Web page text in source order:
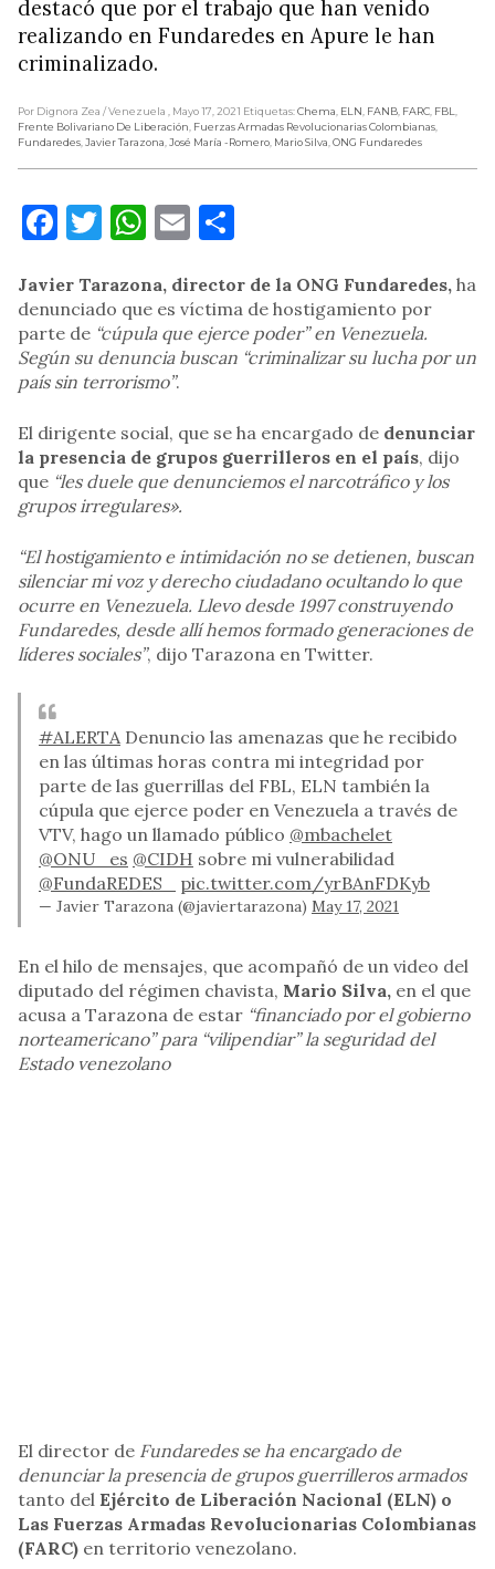
destacó que por el trabajo que han venido
realizando en Fundaredes en Apure le han
criminalizado.
Por Dignora Zea / Venezuela , Mayo 17, 2021 Etiquetas:Chema, ELN, FANB, FARC, FBL,
Frente Bolivariano De Liberación, Fuerzas Armadas Revolucionarias Colombianas,
Fundaredes,Javier Tarazona,José María -Romero, Mario Silva,ONG Fundaredes
Facebook
Twitter
WhatsApp
Email
Javier Tarazona, director de la ONG Fundaredes, ha
denunciado que es víctima de hostigamiento por
parte de “cúpula que ejerce poder” en Venezuela.
Según su denuncia buscan “criminalizar su lucha por un
país sin terrorismo”.
El dirigente social, que se ha encargado de denunciar
la presencia de grupos guerrilleros en el país, dijo
que “les duele que denunciemos el narcotráfico y los
grupos irregulares».
“El hostigamiento e intimidación no se detienen, buscan
silenciar mi voz y derecho ciudadano ocultando lo que
ocurre en Venezuela. Llevo desde 1997 construyendo
Fundaredes, desde allí hemos formado generaciones de
líderes sociales”, dijo Tarazona en Twitter.
#ALERTA Denuncio las amenazas que he recibido
en las últimas horas contra mi integridad por
parte de las guerrillas del FBL, ELN también la
cúpula que ejerce poder en Venezuela a través de
VTV, hago un llamado público @mbachelet
@ONU_es @CIDH sobre mi vulnerabilidad
@FundaREDES_
pic.twitter.com/yrBAnFDKyb
— Javier Tarazona (@javiertarazona) May 17, 2021
En el hilo de mensajes, que acompañó de un video del
diputado del régimen chavista, Mario Silva, en el que
acusa a Tarazona de estar “financiado por el gobierno
norteamericano” para “vilipendiar” la seguridad del
Estado venezolano
El director de Fundaredes se ha encargado de
denunciar la presencia de grupos guerrilleros armados
tanto del Ejército de Liberación Nacional (ELN) o
Las Fuerzas Armadas Revolucionarias Colombianas
(FARC) en territorio venezolano.